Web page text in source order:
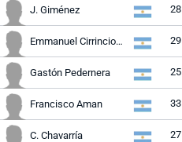
J. Giménez 28
Emmanuel Cirrincione 29
Gastón Pedernera 25
Francisco Aman 33
C. Chavarría 27